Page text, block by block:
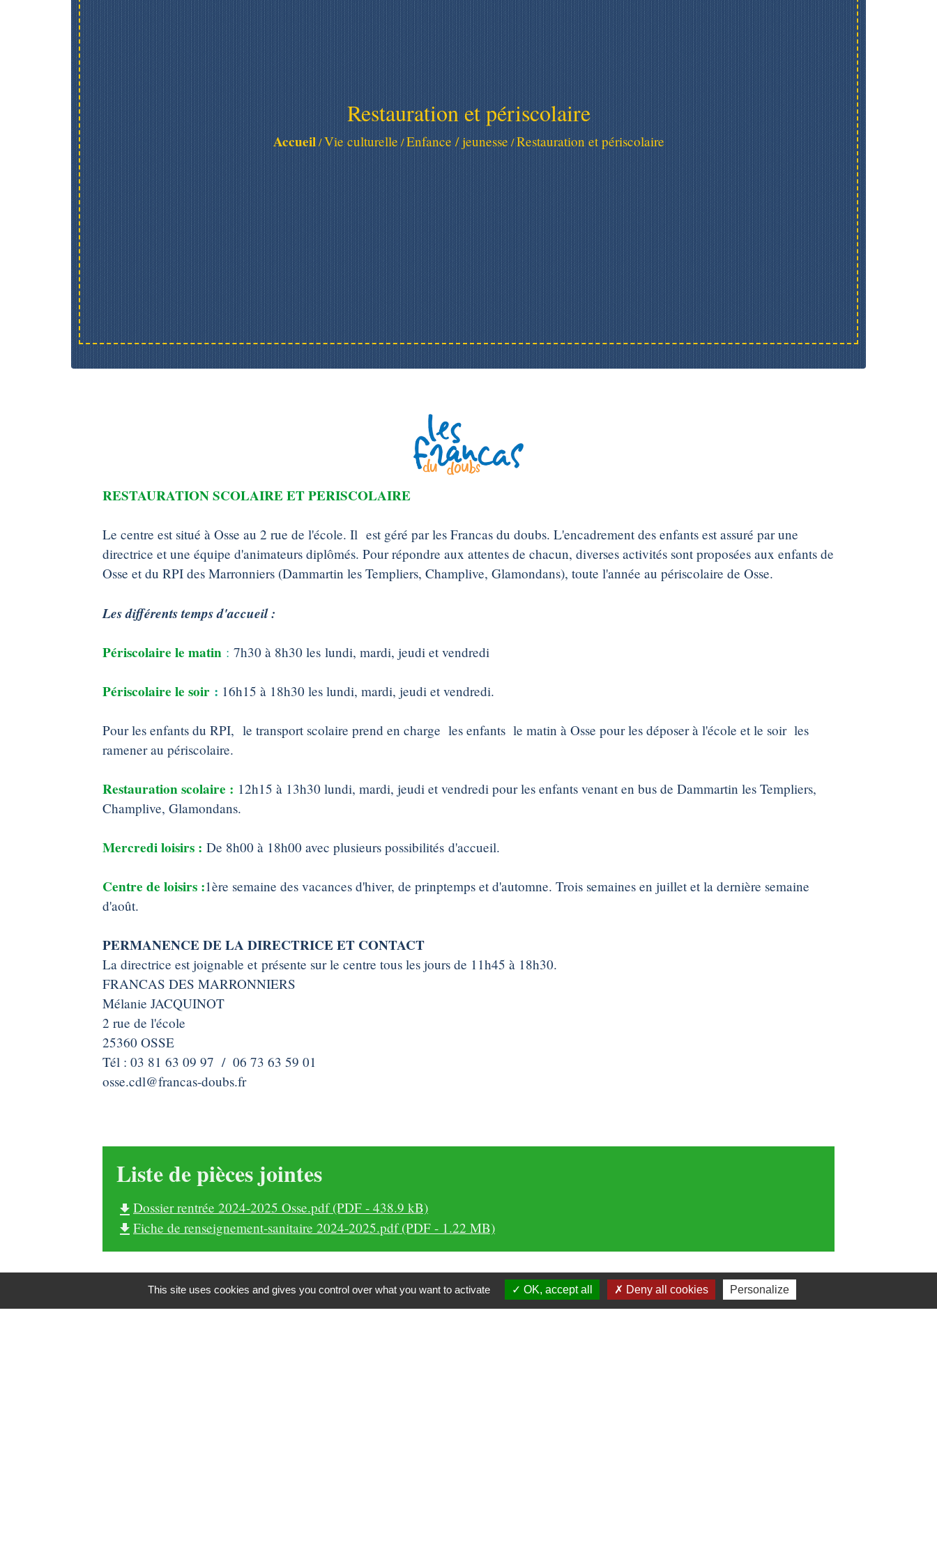
Restauration et périscolaire
Accueil /Vie culturelle /Enfance / jeunesse /Restauration et périscolaire
RESTAURATION SCOLAIRE ET PERISCOLAIRE
Le centre est situé à Osse au 2 rue de l'école. Il est géré par les Francas du doubs. L'encadrement des enfants est assuré par une
directrice et une équipe d'animateurs diplômés. Pour répondre aux attentes de chacun, diverses activités sont proposées aux enfants de
Osse et du RPI des Marronniers (Dammartin les Templiers, Champlive, Glamondans), toute l'année au périscolaire de Osse.
Les différents temps d'accueil :
Périscolaire le matin : 7h30 à 8h30 les lundi, mardi, jeudi et vendredi
Périscolaire le soir : 16h15 à 18h30 les lundi, mardi, jeudi et vendredi.
Pour les enfants du RPI, le transport scolaire prend en charge les enfants le matin à Osse pour les déposer à l'école et le soir les
ramener au périscolaire.
Restauration scolaire : 12h15 à 13h30 lundi, mardi, jeudi et vendredi pour les enfants venant en bus de Dammartin les Templiers,
Champlive, Glamondans.
Mercredi loisirs : De 8h00 à 18h00 avec plusieurs possibilités d'accueil.
Centre de loisirs :1ère semaine des vacances d'hiver, de prinptemps et d'automne. Trois semaines en juillet et la dernière semaine
d'août.
PERMANENCE DE LA DIRECTRICE ET CONTACT
La directrice est joignable et présente sur le centre tous les jours de 11h45 à 18h30.
FRANCAS DES MARRONNIERS
Mélanie JACQUINOT
2 rue de l'école
25360 OSSE
Tél : 03 81 63 09 97 / 06 73 63 59 01
osse.cdl@francas-doubs.fr
Liste de pièces jointes
file_download Dossier rentrée 2024-2025 Osse.pdf (PDF - 438.9 kB)
file_download Fiche de renseignement-sanitaire 2024-2025.pdf (PDF - 1.22 MB)
This site uses cookies and gives you control over what you want to activate OK, accept all Deny all cookies Personalize